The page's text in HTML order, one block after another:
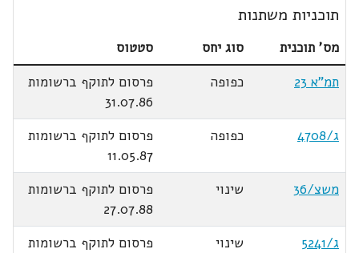
תוכניות משתנות
מס' תוכנית סוג יחס
סטטוס
תמ"א 23
כפופה
פרסום לתוקף ברשומות
31.07.86
ג/4708
כפופה
פרסום לתוקף ברשומות
11.05.87
משצ/36
שינוי
פרסום לתוקף ברשומות
27.07.88
ג/5241
שינוי
פרסום לתוקף ברשומות